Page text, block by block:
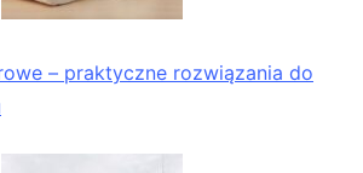
– praktyczne rozwiązania do